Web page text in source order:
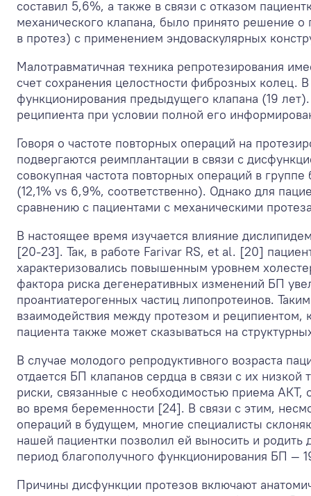
составил 5,6%, а также в связи с отказом
механического клапана, было принято решение о
в протез) с применением эндоваскулярных
Малотравматичная техника репротезирования
счет сохранения целостности фиброзных колец.
функционирования предыдущего клапана (19
реципиента при условии полной его
Говоря о частоте повторных операций на
подвергаются реимплантации в связи с
совокупная частота повторных операций в
(12,1% vs 6,9%, соответственно). Однако для
сравнению с пациентами с механическими
В настоящее время изучается влияние
[20-23]. Так, в работе Farivar RS, et al. [20]
характеризовались повышенным уровнем
фактора риска дегенеративных изменений БП
проантиатерогенных частиц липопротеинов.
взаимодействия между протезом и
пациента также может сказываться на
В случае молодого репродуктивного возраста
отдается БП клапанов сердца в связи с их
риски, связанные с необходимостью приема АКТ,
во время беременности [24]. В связи с этим,
операций в будущем, многие специалисты
нашей пациентки позволил ей выносить и
период благополучного функционирования БП —
Причины дисфункции протезов включают